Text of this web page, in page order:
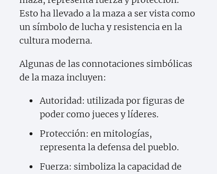
Esto ha llevado a la maza a ser vista como
un símbolo de lucha y resistencia en la
cultura moderna.
Algunas de las connotaciones simbólicas
de la maza incluyen:
Autoridad: utilizada por figuras de
poder como jueces y líderes.
Protección: en mitologías,
representa la defensa del pueblo.
Fuerza: simboliza la capacidad de